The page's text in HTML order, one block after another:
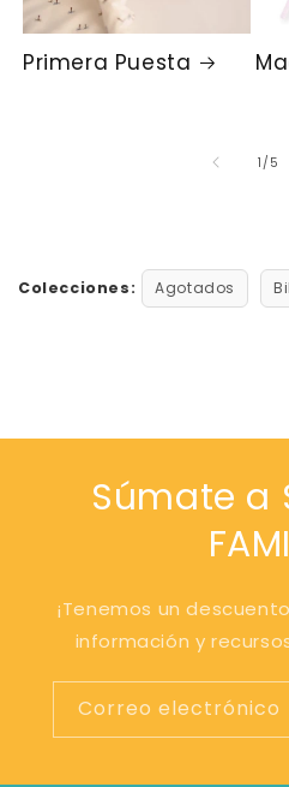
Primera Puesta
1 /de
5
Colecciones: Agotados
Súmate a
¡Tenemos un
información y
Correo electrónico